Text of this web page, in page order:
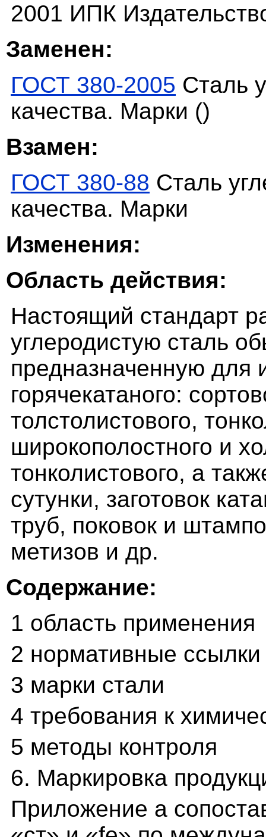
2001 ИПК
Заменен:
ГОСТ 380-2005 Сталь
качества. Марки ()
Взамен:
ГОСТ 380-88 Сталь
качества. Марки
Изменения:
Область действия:
Настоящий стандарт
углеродистую сталь
предназначенную для
горячекатаного:
толстолистового,
широкополостного и
тонколистового, а
сутунки, заготовок
труб, поковок и
метизов и др.
Содержание:
1 область применения
2 нормативные ссылки
3 марки стали
4 требования к
5 методы контроля
6. Маркировка
Приложение а